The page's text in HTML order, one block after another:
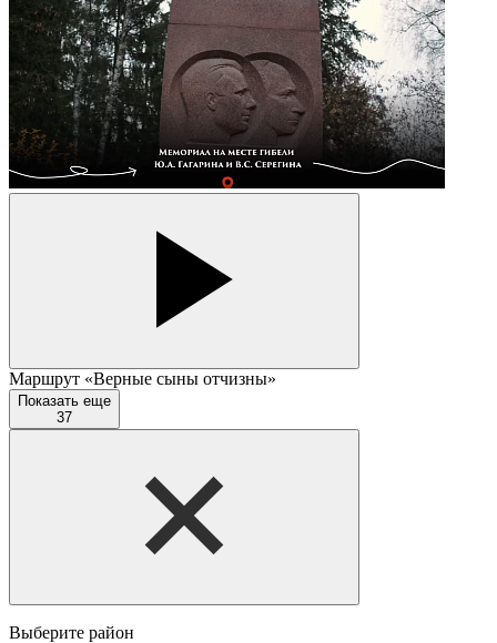
Маршрут «Верные сыны отчизны»
Показать еще
37
Выберите район